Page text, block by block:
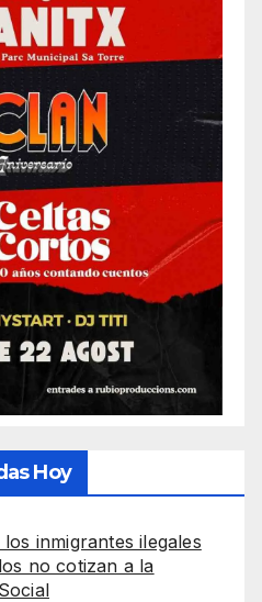
Hoy
inmigrantes ilegales
no cotizan a la